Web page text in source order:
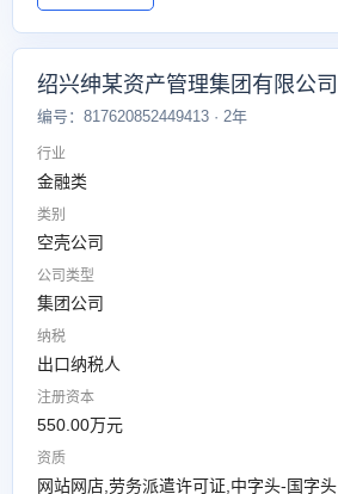
绍兴绅某资产管理集团有限公司
编号：817620852449413 · 2年
行业
金融类
类别
空壳公司
公司类型
集团公司
纳税
出口纳税人
注册资本
550.00万元
资质
网站网店,劳务派遣许可证,中字头-国字头